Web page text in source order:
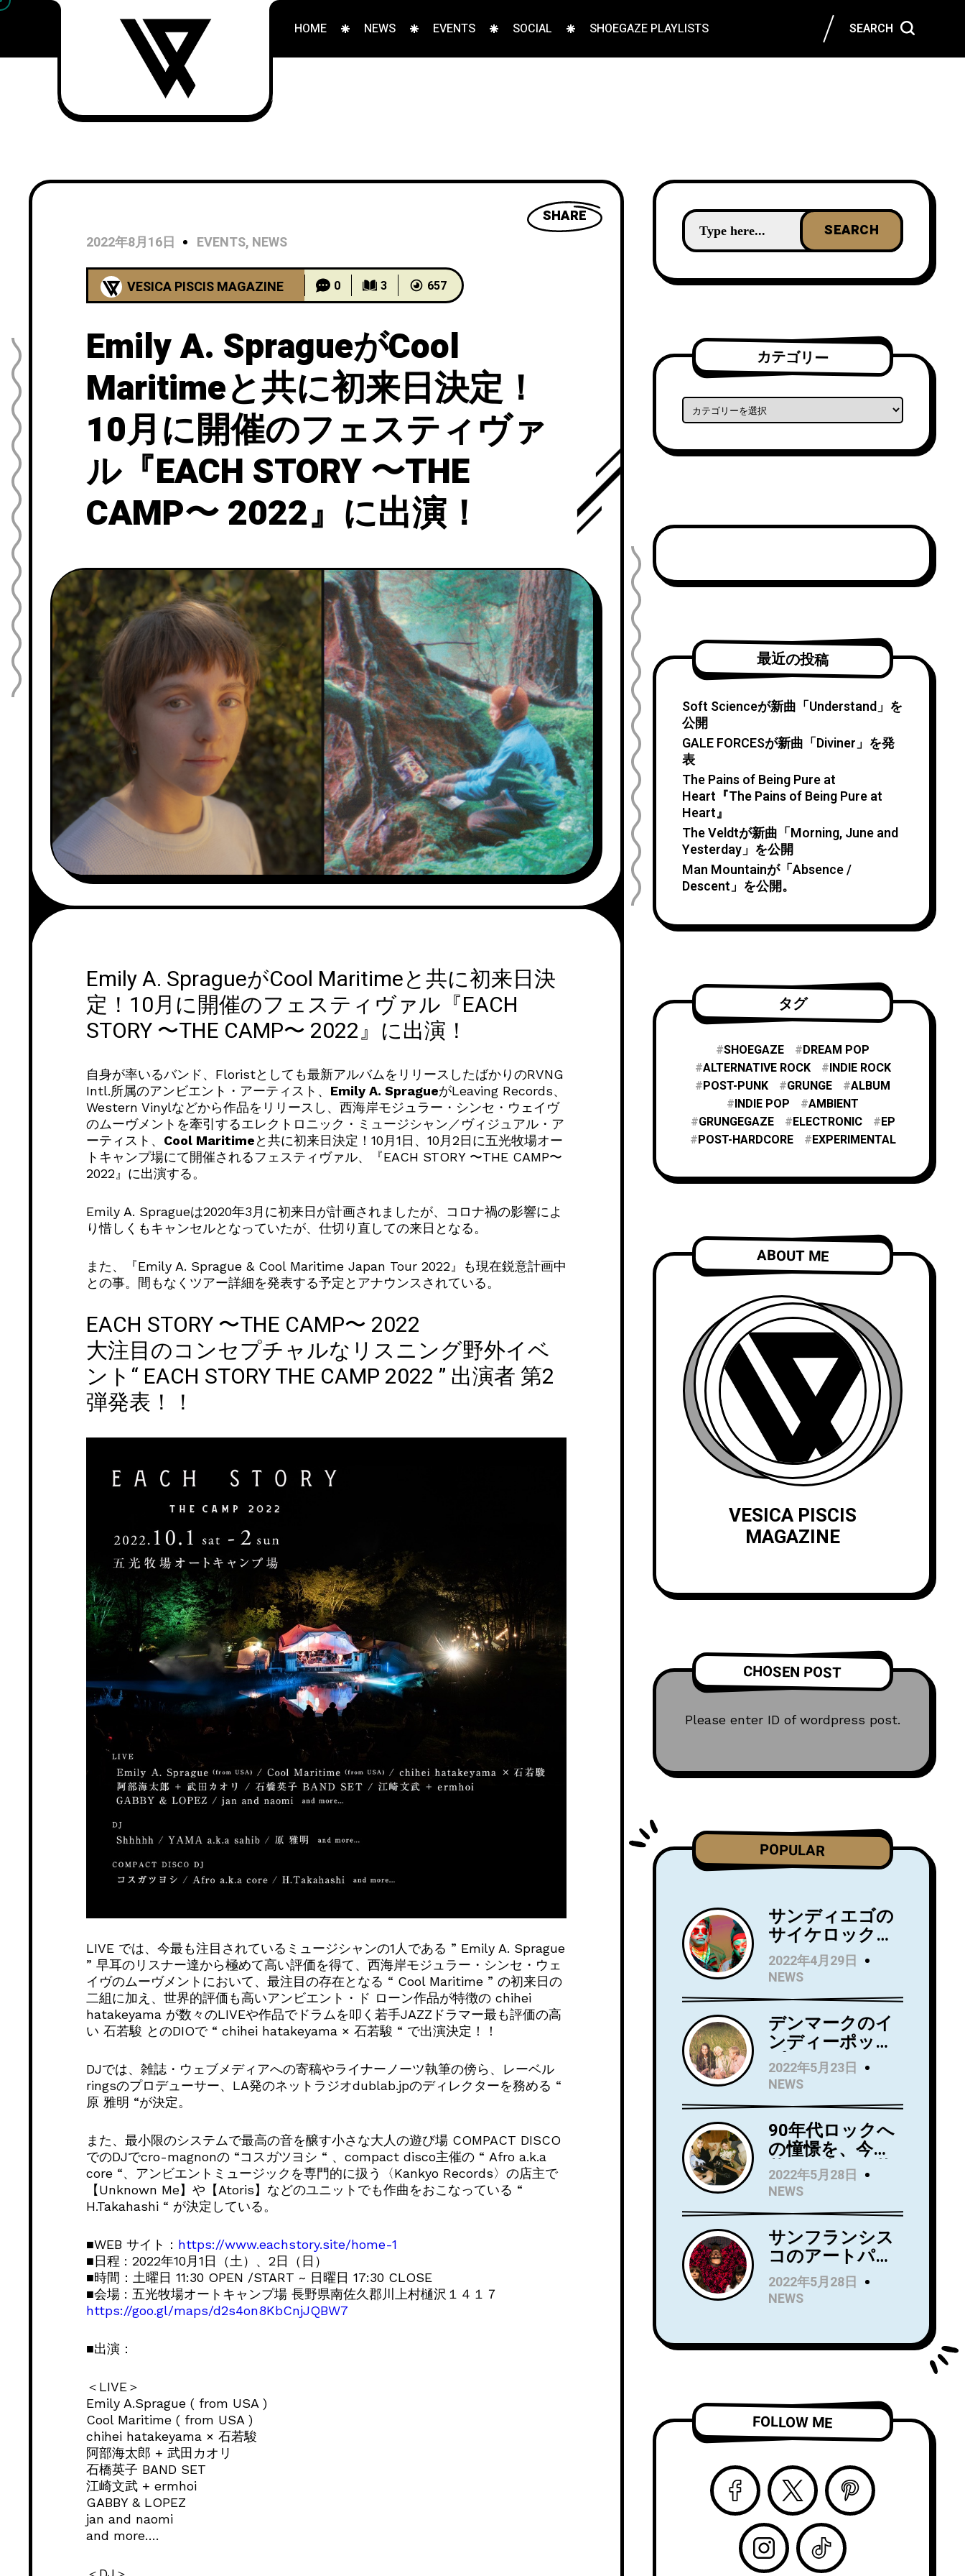
HOME NEWS EVENTS SOCIAL SHOEGAZE PLAYLISTS SEARCH
SHARE
2022年8月16日
EVENTS, NEWS
VESICA PISCIS MAGAZINE 0 3 657
Emily A. SpragueがCool
Maritimeと共に初来日決定！
10月に開催のフェスティヴァ
ル『EACH STORY 〜THE
CAMP〜 2022』に出演！
Emily A. SpragueがCool Maritimeと共に初来日決
定！10月に開催のフェスティヴァル『EACH
STORY 〜THE CAMP〜 2022』に出演！
自身が率いるバンド、Floristとしても最新アルバムをリリースしたばかりのRVNG
Intl.所属のアンビエント・アーティスト、 Emily A. SpragueがLeaving Records、
Western Vinylなどから作品をリリースし、西海岸モジュラー・シンセ・ウェイヴ
のムーヴメントを牽引するエレクトロニック・ミュージシャン／ヴィジュアル・ア
ーティスト、 Cool Maritimeと共に初来日決定！10月1日、10月2日に五光牧場オー
トキャンプ場にて開催されるフェスティヴァル、『EACH STORY 〜THE CAMP〜
2022』に出演する。
Emily A. Spragueは2020年3月に初来日が計画されましたが、コロナ禍の影響によ
り惜しくもキャンセルとなっていたが、仕切り直しての来日となる。
また、『Emily A. Sprague & Cool Maritime Japan Tour 2022』も現在鋭意計画中
との事。間もなくツアー詳細を発表する予定とアナウンスされている。
EACH STORY 〜THE CAMP〜 2022
大注目のコンセプチャルなリスニング野外イベ
ント“ EACH STORY THE CAMP 2022 ” 出演者 第2
弾発表！！
LIVE では、今最も注目されているミュージシャンの1人である ” Emily A. Sprague
” 早耳のリスナー達から極めて高い評価を得て、西海岸モジュラー・シンセ・ウェ
イヴのムーヴメントにおいて、最注目の存在となる “ Cool Maritime ” の初来日の
二組に加え、世界的評価も高いアンビエント・ド ローン作品が特徴の chihei
hatakeyama が数々のLIVEや作品でドラムを叩く若手JAZZドラマー最も評価の高
い 石若駿 とのDIOで “ chihei hatakeyama × 石若駿 “ で出演決定！！
DJでは、雑誌・ウェブメディアへの寄稿やライナーノーツ執筆の傍ら、レーベル
ringsのプロデューサー、LA発のネットラジオdublab.jpのディレクターを務める “
原 雅明 “が決定。
また、最⼩限のシステムで最⾼の⾳を醸す⼩さな⼤⼈の遊び場 COMPACT DISCO
でのDJでcro-magnonの “コスガツヨシ “ 、compact disco主催の “ Afro a.k.a
core “、アンビエントミュージックを専門的に扱う〈Kankyo Records〉の店主で
【Unknown Me】や【Atoris】などのユニットでも作曲をおこなっている “
H.Takahashi “ が決定している。
■WEB サイト： https://www.eachstory.site/home-1
■⽇程 : 2022年10⽉1⽇（⼟）、2⽇（⽇）
■時間：⼟曜⽇ 11:30 OPEN /START ~ 日曜日 17:30 CLOSE
■会場 : 五光牧場オートキャンプ場 長野県南佐久郡川上村樋沢１４１７
https://goo.gl/maps/d2s4on8KbCnjJQBW7
■出演：
＜LIVE＞
Emily A.Sprague ( from USA )
Cool Maritime ( from USA )
chihei hatakeyama × 石若駿
阿部海太郎 + 武田カオリ
石橋英子 BAND SET
江崎文武 + ermhoi
GABBY & LOPEZ
jan and naomi
and more….
カテゴリー
カテゴリー
最近の投稿
Soft Scienceが新曲「Understand」を
公開
GALE FORCESが新曲「Diviner」を発
表
The Pains of Being Pure at
Heart『The Pains of Being Pure at
Heart』
The Veldtが新曲「Morning, June and
Yesterday」を公開
Man Mountainが「Absence /
Descent」を公開。
タグ
SHOEGAZE
DREAM POP
ALTERNATIVE ROCK
INDIE ROCK
POST-PUNK
GRUNGE
ALBUM
INDIE POP
AMBIENT
GRUNGEGAZE
ELECTRONIC
EP
POST-HARDCORE
EXPERIMENTAL
ABOUT ME
VESICA PISCIS
MAGAZINE
CHOSEN POST
Please enter ID of wordpress post.
POPULAR
サンディエゴの
サイケロック・
バンドWild Wild
Wets、ニュー・
アルバム『Love
Always』を5月
27日にリリー
ス！アルバムか
らニューシング
ル 「Holding」
のビデオを公
開！
2022年4月29日
NEWS
デンマークのイ
ンディーポッ
プ・バンド
Kindsightが5月
25日にデビュ
ー・アルバム
『Swedish
Punk』をリリー
ス！
2022年5月23日
NEWS
90年代ロックへ
の憧憬を、今に
落とし込んだ若
き俊英Mommaが
日本デビューア
ルバム
『Household
Name』を7月に
リリース！Wet
LegのUS公演で
クトを務め、8月
からはSnail Mail
を務める注目
株！
2022年5月28日
NEWS
サンフランシス
コのアートパン
クトリオRip
Roomが、
LP『Alight and
「Complication
」のビデオを公
開！
2022年5月28日
NEWS
FOLLOW ME